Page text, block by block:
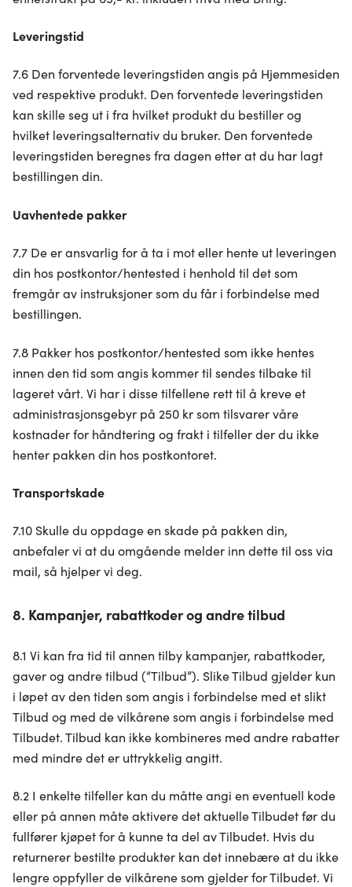
Leveringstid
7.6 Den forventede leveringstiden angis på Hjemmesiden
ved respektive produkt. Den forventede leveringstiden
kan skille seg ut i fra hvilket produkt du bestiller og
hvilket leveringsalternativ du bruker. Den forventede
leveringstiden beregnes fra dagen etter at du har lagt
bestillingen din.
Uavhentede pakker
7.7 De er ansvarlig for å ta i mot eller hente ut leveringen
din hos postkontor/hentested i henhold til det som
fremgår av instruksjoner som du får i forbindelse med
bestillingen.
7.8 Pakker hos postkontor/hentested som ikke hentes
innen den tid som angis kommer til sendes tilbake til
lageret vårt. Vi har i disse tilfellene rett til å kreve et
administrasjonsgebyr på 250 kr som tilsvarer våre
kostnader for håndtering og frakt i tilfeller der du ikke
henter pakken din hos postkontoret.
Transportskade
7.10 Skulle du oppdage en skade på pakken din,
anbefaler vi at du omgående melder inn dette til oss via
mail, så hjelper vi deg.
8. Kampanjer, rabattkoder og andre tilbud
8.1 Vi kan fra tid til annen tilby kampanjer, rabattkoder,
gaver og andre tilbud (“Tilbud”). Slike Tilbud gjelder kun
i løpet av den tiden som angis i forbindelse med et slikt
Tilbud og med de vilkårene som angis i forbindelse med
Tilbudet. Tilbud kan ikke kombineres med andre rabatter
med mindre det er uttrykkelig angitt.
8.2 I enkelte tilfeller kan du måtte angi en eventuell kode
eller på annen måte aktivere det aktuelle Tilbudet før du
fullfører kjøpet for å kunne ta del av Tilbudet. Hvis du
returnerer bestilte produkter kan det innebære at du ikke
lengre oppfyller de vilkårene som gjelder for Tilbudet. Vi